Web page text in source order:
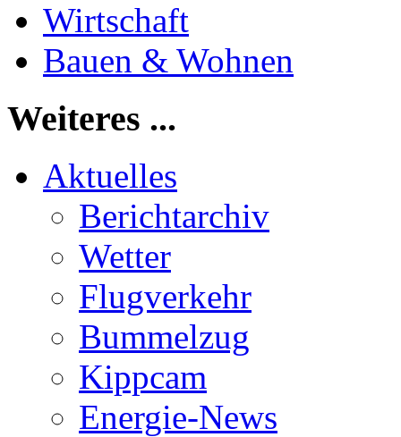
Wirtschaft
Bauen & Wohnen
Weiteres ...
Aktuelles
Berichtarchiv
Wetter
Flugverkehr
Bummelzug
Kippcam
Energie-News